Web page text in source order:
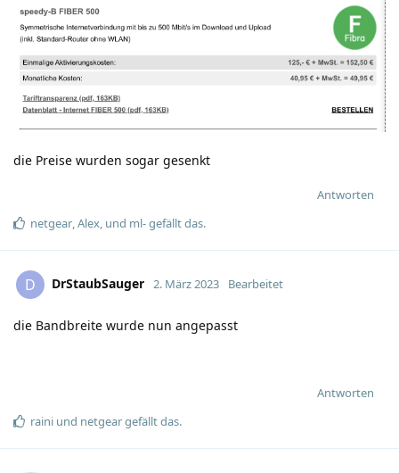
die Preise wurden sogar gesenkt
Antworten
netgear,Alex, und ml-gefällt das.
D DrStaubSauger 2. März 2023 Bearbeitet
die Bandbreite wurde nun angepasst
Antworten
raini und netgeargefällt das.